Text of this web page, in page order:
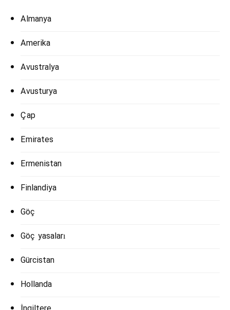
Almanya
Amerika
Avustralya
Avusturya
Çap
Emirates
Ermenistan
Finlandiya
Göç
Göç yasaları
Gürcistan
Hollanda